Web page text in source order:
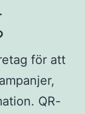
för att
QR-